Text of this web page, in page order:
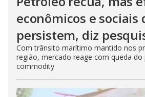
econômicos e sociais
persistem, diz
Com trânsito marítimo mantido nos
região, mercado reage com queda do
commodity